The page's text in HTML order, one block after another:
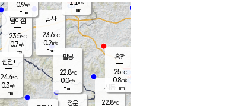
남이섬
23.5℃
0.7m/s
-mm
남산
23.6℃
0.2m/s
-mm
청운
팔봉
22.8℃
0.0m/s
-mm
0.9m/s
-mm
신천*
24.4℃
0.3m/s
-mm
시동
22.8℃
홍천
25℃
0.8m/s
-mm
2.1 m/s
-mm